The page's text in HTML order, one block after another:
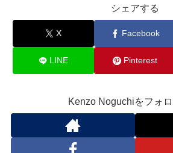
シェアする
X Facebook
LINE Pinterest
Kenzo Noguchiをフォ